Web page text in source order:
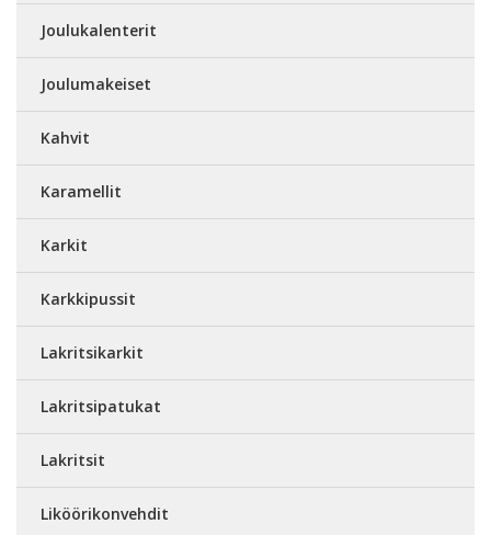
Joulukalenterit
Joulumakeiset
Kahvit
Karamellit
Karkit
Karkkipussit
Lakritsikarkit
Lakritsipatukat
Lakritsit
Liköörikonvehdit